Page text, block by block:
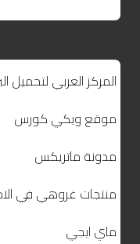
المركز العربي لتحميل
موقع ويكي كورس
مدونة ماتريكس
منتجات غروهي في
ماي ايجي